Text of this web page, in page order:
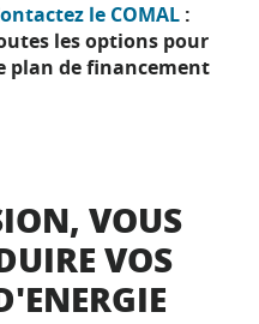
le COMAL :
les options pour
plan de financement
VOUS
VOS